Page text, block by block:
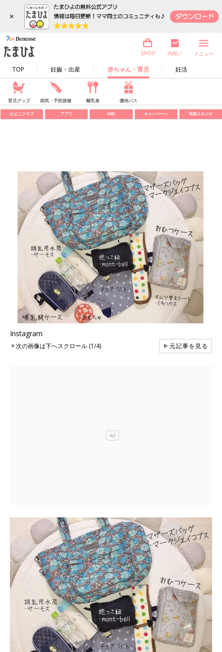
×
TOP 妊娠・出産 赤ちゃん・育児 妊活
SHOP 内祝い メニュー
育児グッズ 病気・予防接種 離乳食 優待パス
ひよこクラブ アプリ SNS キャンペーン 写真スタジオ
Instagram
▼次の画像は下へスクロール (1/4) ▶元記事を見る